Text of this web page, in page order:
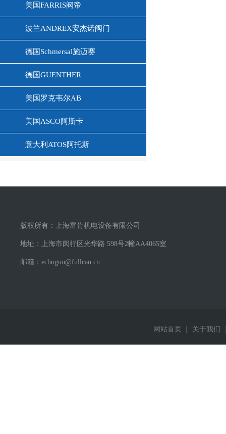
美国FARRIS阀帝
波兰ANDREX安杰诺阀门
德国Schmersal施迈赛
德国GUENTHER
美国罗克韦尔AB
美国ASCO阿斯卡
意大利ATOS阿托斯
版权所有：上海富肯机电设备有限公司
地址：上海市闵行区光华路 598号2幢AA4065室
邮箱：echoguo@fullcan.cn
网站首页 关于我们